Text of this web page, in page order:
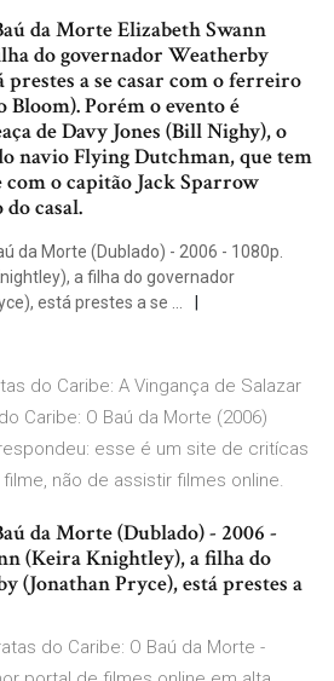
da Morte Elizabeth Swann
do governador Weatherby
prestes a se casar com o ferreiro
Porém o evento é
de Davy Jones (Bill Nighy), o
navio Flying Dutchman, que tem
com o capitão Jack Sparrow
casal.
da Morte (Dublado) - 2006 - 1080p.
a filha do governador
está prestes a se …
do Caribe: A Vingança de Salazar
Caribe: O Baú da Morte (2006)
esse é um site de critícas
não de assistir filmes online.
da Morte (Dublado) - 2006 -
(Keira Knightley), a filha do
(Jonathan Pryce), está prestes a
do Caribe: O Baú da Morte -